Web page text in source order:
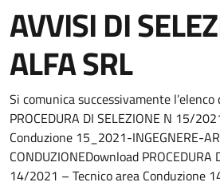
AVVISI DI
ALFA SRL
Dettagli della notizia
Si comunica successivamente
PROCEDURA DI SELEZIONE N 15/
Conduzione 15_2021-INGEGNERE-
CONDUZIONEDownload PROCEDURA
14/2021 – Tecnico area Conduzione